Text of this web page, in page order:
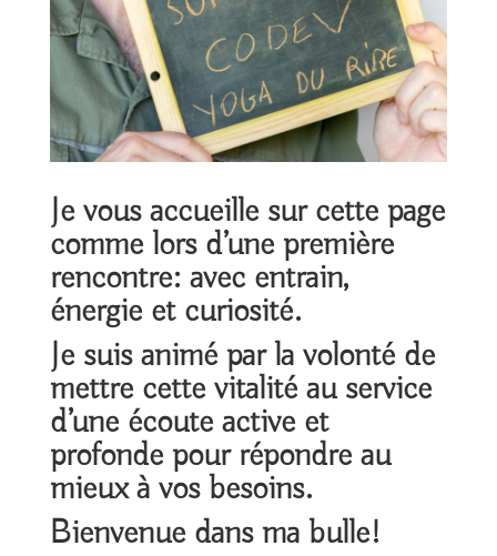
Je vous accueille sur cette page
comme lors d’une première
rencontre: avec entrain,
énergie et curiosité.
Je suis animé par la volonté de
mettre cette vitalité au service
d’une écoute active et
profonde pour répondre au
mieux à vos besoins.
Bienvenue dans ma bulle!